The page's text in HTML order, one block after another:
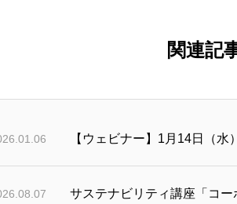
関連記